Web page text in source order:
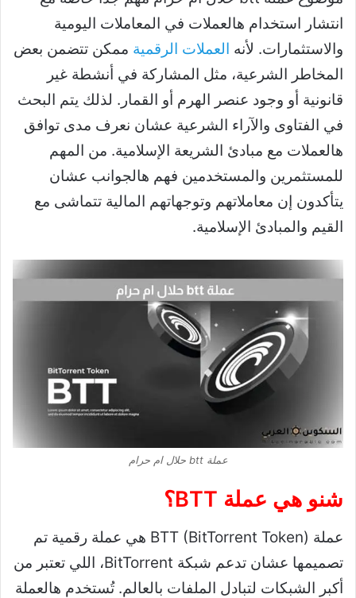
انتشار استخدام هالعملات في المعاملات اليومية
والاستثمارات. لأنه العملات الرقمية ممكن تتضمن بعض
المخاطر الشرعية، مثل المشاركة في أنشطة غير
قانونية أو وجود عنصر الهرم أو القمار. لذلك يتم البحث
في الفتاوى والآراء الشرعية عشان نعرف مدى توافق
هالعملات مع مبادئ الشريعة الإسلامية. من المهم
للمستثمرين والمستخدمين فهم هالجوانب عشان
يتأكدون إن معاملاتهم وتوجهاتهم المالية تتماشى مع
القيم والمبادئ الإسلامية.
عملة btt حلال ام حرام
شنو هي عملة BTT؟
عملة BTT (BitTorrent Token) هي عملة رقمية تم
تصميمها عشان تدعم شبكة BitTorrent، اللي تعتبر من
أكبر الشبكات لتبادل الملفات بالعالم. تُستخدم هالعملة